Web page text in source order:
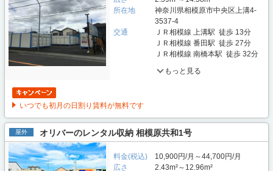
所在地
神奈川県相模原市中央区上溝4-
3537-4
交通
ＪＲ相模線 上溝駅 徒歩 13分
ＪＲ相模線 番田駅 徒歩 27分
ＪＲ相模線 南橋本駅 徒歩 32分
もっと見る
いつでも初月の日割り賃料が無料です
屋外 オリバーのレンタル収納 相模原共和1号
料金(税込)
10,900円/月～44,700円/月
広さ
2.43m²～12.96m²